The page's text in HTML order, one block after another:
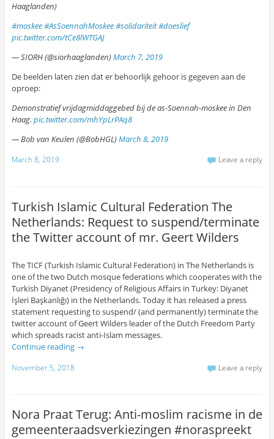
Haaglanden)
#moskee#AsSoennahMoskee#solidariteit#doeslief
pic.twitter.com/tCe8lWTGAJ
— SIORH (@siorhaaglanden)March 7, 2019
De beelden laten zien dat er behoorlijk gehoor is gegeven aan de
oproep:
Demonstratief vrijdagmiddaggebed bij de as-Soennah-moskee in Den
Haag. pic.twitter.com/mhYpLrPAq8
— Bob van Keulen (@BobHGL)March 8, 2019
March 8, 2019 Leave a reply
Turkish Islamic Cultural Federation The
Netherlands: Request to suspend/terminate
the Twitter account of mr. Geert Wilders
The TICF (Turkish Islamic Cultural Federation) in The Netherlands is
one of the two Dutch mosque federations which cooperates with the
Turkish Diyanet (Presidency of Religious Affairs in Turkey: Diyanet
İşleri Başkanlığı) in the Netherlands. Today it has released a press
statement requesting to suspend/ (and permanently) terminate the
twitter account of Geert Wilders leader of the Dutch Freedom Party
which spreads racist anti-Islam messages.
Continue reading →
November 5, 2018 Leave a reply
Nora Praat Terug: Anti-moslim racisme in de
gemeenteraadsverkiezingen #noraspreekt